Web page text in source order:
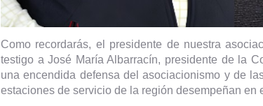
Como recordarás, el presidente de nuestra
testigo a José María Albarracín, presidente de la
una encendida defensa del asociacionismo y de
estaciones de servicio de la región desempeñan en